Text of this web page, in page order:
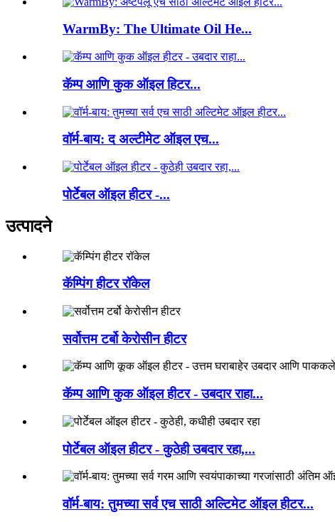
WarmBy: The Ultimate Oil He...
कॅम्प आणि कुक ऑइल हिटर...
वॉर्म-बाय: द अल्टीमेट ऑइल एच...
पोर्टेबल ऑइल हीटर -...
उत्पादने
कॅम्पिंग हीटर रॉकेल
सर्वोत्तम टर्बो केरोसीन हीटर
कॅम्प आणि कुक ऑइल हीटर - उबदार राहा...
पोर्टेबल ऑइल हीटर - कुठेही उबदार रहा,...
वॉर्म-बाय: तुमच्या सर्व एच साठी अल्टिमेट ऑइल हीटर...